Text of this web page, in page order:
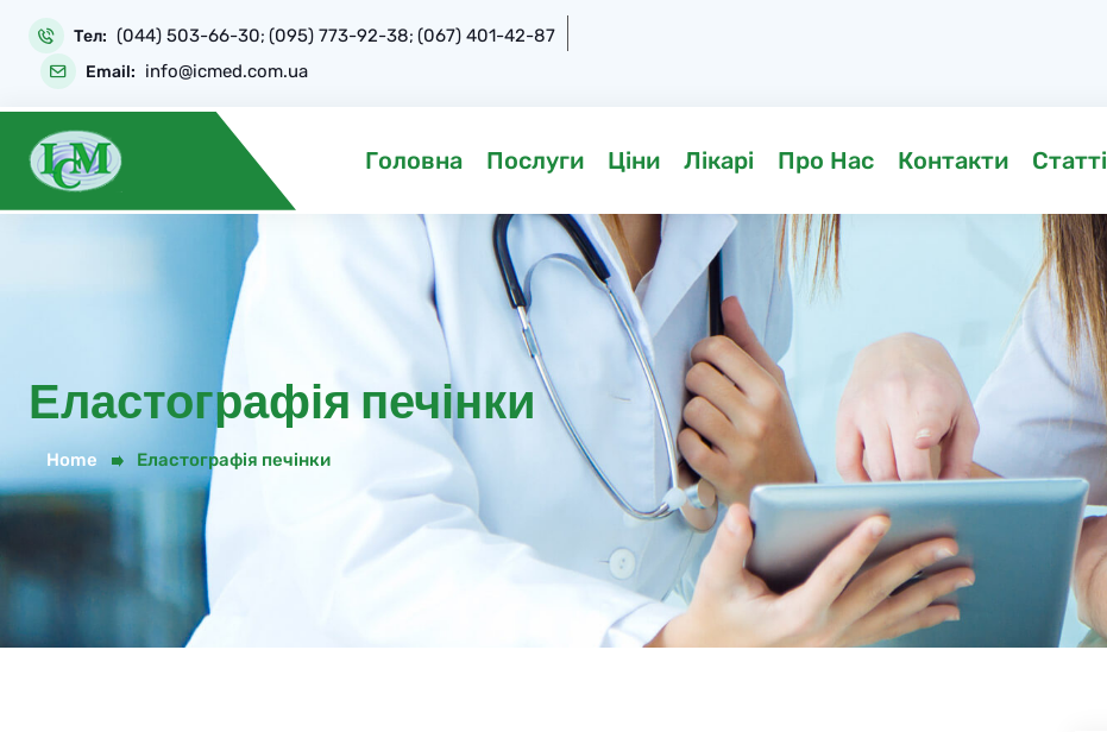
content
Тел: (044) 503-66-30; (095) 773-92-38; (067) 401-42-87
Email: info@icmed.com.ua
Головна Послуги Ціни Лікарі Про Нас Контакти Статті
Еластографія печінки
Home Еластографія печінки